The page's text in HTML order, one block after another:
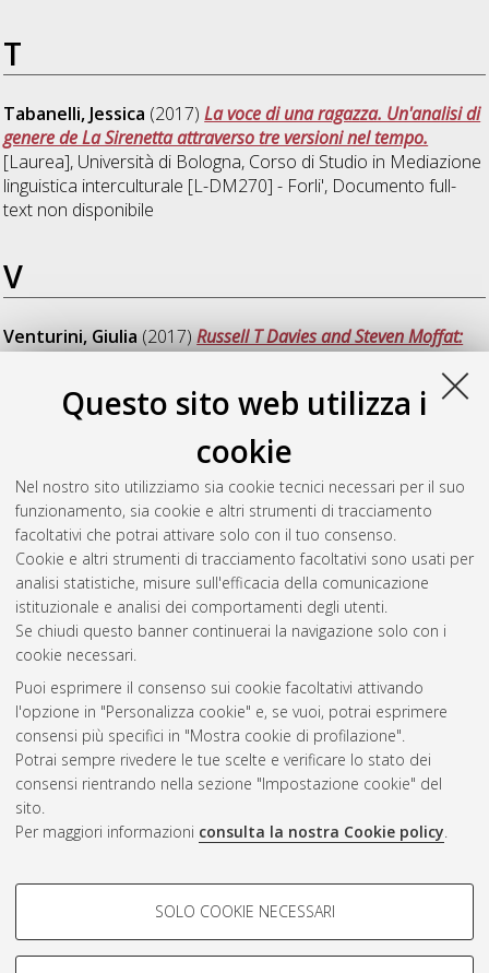
Questo sito web utilizza i
cookie
Nel nostro sito utilizziamo sia cookie tecnici necessari per il suo
funzionamento, sia cookie e altri strumenti di tracciamento
facoltativi che potrai attivare solo con il tuo consenso.
Cookie e altri strumenti di tracciamento facoltativi sono usati per
analisi statistiche, misure sull'efficacia della comunicazione
istituzionale e analisi dei comportamenti degli utenti.
Se chiudi questo banner continuerai la navigazione solo con i
cookie necessari.
Puoi esprimere il consenso sui cookie facoltativi attivando
l'opzione in "Personalizza cookie" e, se vuoi, potrai esprimere
consensi più specifici in "Mostra cookie di profilazione".
Potrai sempre rivedere le tue scelte e verificare lo stato dei
consensi rientrando nella sezione "Impostazione cookie" del
sito.
Per maggiori informazioni consulta la nostra Cookie policy.
COOKIE DI PROFILAZIONE -
Si tratta di cookie utilizzati per analizzare le caratteristiche della
SOLO COOKIE NECESSARI
T
Tabanelli, Jessica (2017)La voce di una ragazza. Un'analisi di
genere de La Sirenetta attraverso tre versioni nel tempo.
[Laurea], Università di Bologna, Corso di Studio in Mediazione
linguistica interculturale [L-DM270] - Forli', Documento full-
text non disponibile
V
Venturini, Giulia(2017)Russell T Davies and Steven Moffat:
eras of the new Doctor Who.[Laurea], Università di Bologna,
Mediazione linguistica interculturale [L-
DM270] - Forli', Documento ad accesso riservato.
Viscido, Francesca Romana(2017)So Long Been Dreaming:
speculative fiction.[Laurea magistrale], Università di Bologna,
Corso di Studio inTraduzione specializzata [LM-DM270] -
Forli', Documento ad accesso riservato.
Questa lista e' stata generata ilSun Aug 9 21:37:57 2026
CEST
Atom
Rss 1.0
Rss 2.0
AMS Laurea
Impostazioni Cookie
Informativa sulla privacy
Condizioni d’uso del sito